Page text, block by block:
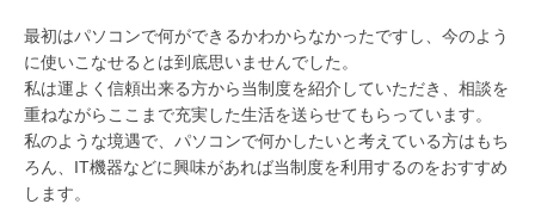
最初はパソコンで何ができるかわからなかったですし、今のよう
に使いこなせるとは到底思いませんでした。
私は運よく信頼出来る方から当制度を紹介していただき、相談を
重ねながらここまで充実した生活を送らせてもらっています。
私のような境遇で、パソコンで何かしたいと考えている方はもち
ろん、IT機器などに興味があれば当制度を利用するのをおすすめ
します。